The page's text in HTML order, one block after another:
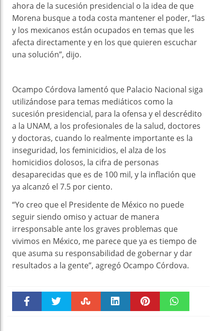
ahora de la sucesión presidencial o la idea de que
Morena busque a toda costa mantener el poder, “las
y los mexicanos están ocupados en temas que les
afecta directamente y en los que quieren escuchar
una solución”, dijo.
Ocampo Córdova lamentó que Palacio Nacional siga
utilizándose para temas mediáticos como la
sucesión presidencial, para la ofensa y el descrédito
a la UNAM, a los profesionales de la salud, doctores
y doctoras, cuando lo realmente importante es la
inseguridad, los feminicidios, el alza de los
homicidios dolosos, la cifra de personas
desaparecidas que es de 100 mil, y la inflación que
ya alcanzó el 7.5 por ciento.
“Yo creo que el Presidente de México no puede
seguir siendo omiso y actuar de manera
irresponsable ante los graves problemas que
vivimos en México, me parece que ya es tiempo de
que asuma su responsabilidad de gobernar y dar
resultados a la gente”, agregó Ocampo Córdova.